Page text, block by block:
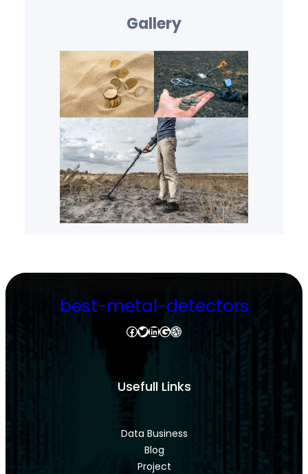
Gallery
best-metal-detectors
Facebook Twitter LinkedIn Google Dribbble
Usefull Links
Data Business
Blog
Project